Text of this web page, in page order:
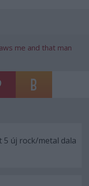
aws me and that man
5 új rock/metal dala